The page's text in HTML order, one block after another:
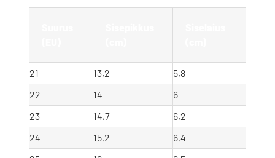
21 13,2
5,8
22
14
6
23
14,7
6,2
24
15,2
6,4